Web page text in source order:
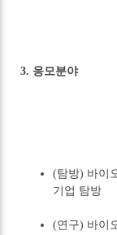
3. 응모분야
(탐방) 바이
기업 탐방
(연구) 바이